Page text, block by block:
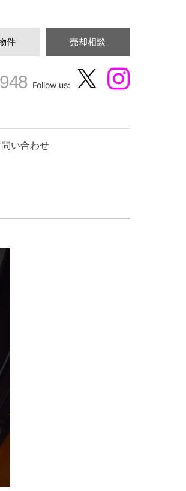
件 売却相談
Follow us:
い合わせ